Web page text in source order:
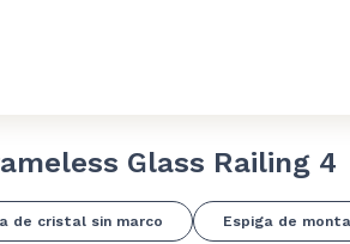
Glass Railing 4
de cristal sin marco Espiga de